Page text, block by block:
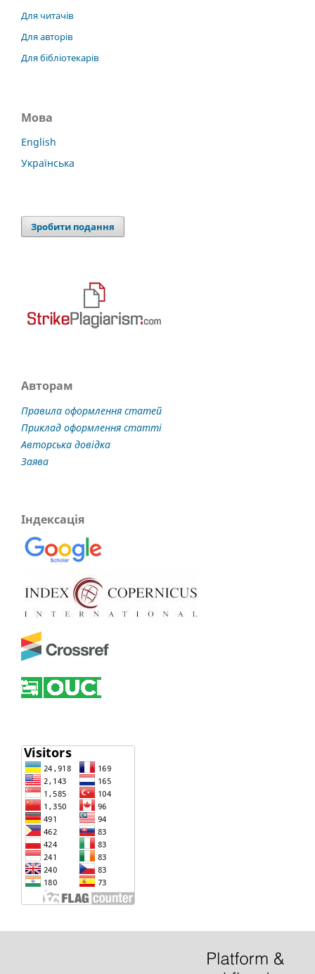
Для читачів
Для авторів
Для бібліотекарів
Мова
English
Українська
Зробити подання
Авторам
Правила оформлення статей
Приклад оформлення статті
Авторська довідка
Заява
Індексація